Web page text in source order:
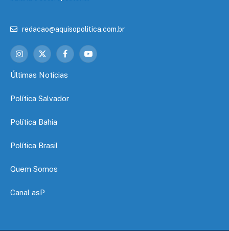
redacao@aquisopolitica.com.br
Instagram
X
FacebookYouTube
Últimas Notícias
Política Salvador
Política Bahia
Política Brasil
Quem Somos
Canal asP